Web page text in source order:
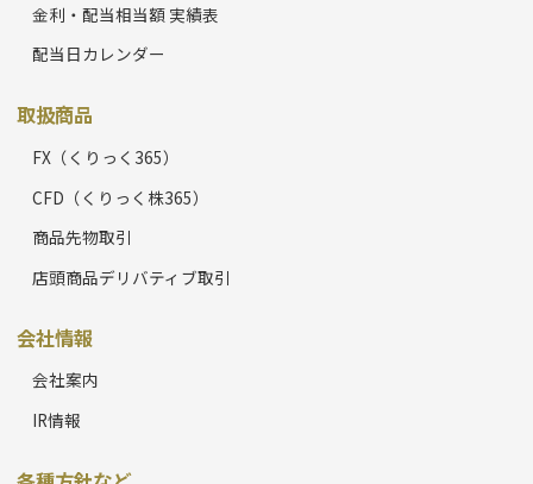
金利・配当相当額 実績表
配当日カレンダー
取扱商品
FX（くりっく365）
CFD（くりっく株365）
商品先物取引
店頭商品デリバティブ取引
会社情報
会社案内
IR情報